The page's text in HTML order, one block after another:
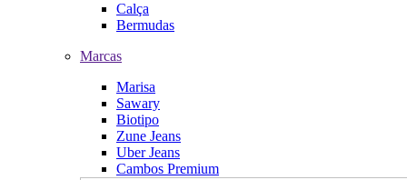
Calça
Bermudas
Marcas
Marisa
Sawary
Biotipo
Zune Jeans
Uber Jeans
Cambos Premium